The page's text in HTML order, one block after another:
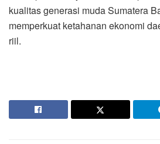
kualitas generasi muda Sumatera
memperkuat ketahanan ekonomi
riil.